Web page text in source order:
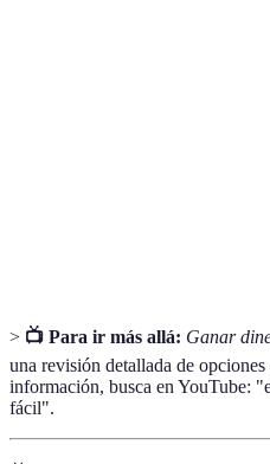
> 📺 Para ir más allá: Ganar
una revisión detallada de opciones
información, busca en YouTube:
fácil".